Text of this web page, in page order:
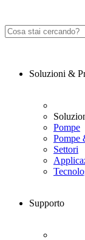
Soluzioni &
Pompe
Pompe
Settori
Supporto